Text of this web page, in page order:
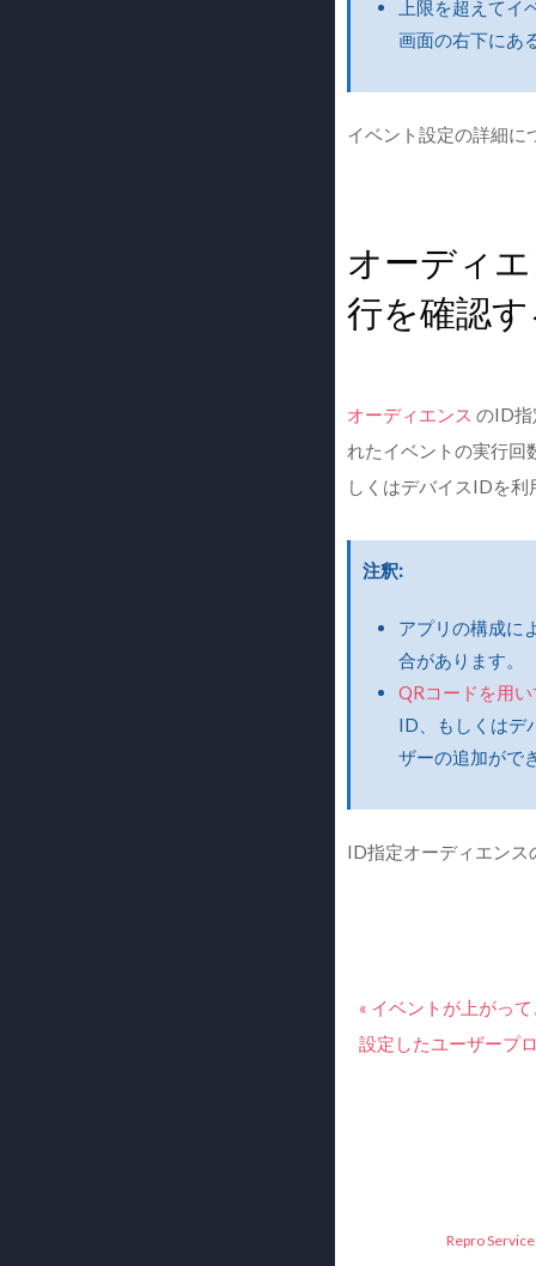
上限を超えて
画面の右下にあ
イベント設定の詳細
オーディ
行を確認
オーディエンス のID指
れたイベントの実行回
しくはデバイスIDを
注釈
アプリの構成に
合があります。
QRコードを用
ID、もしくはデ
ザーの追加がで
ID指定オーディエン
« イベントが上がっ
設定したユーザープ
Repro